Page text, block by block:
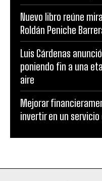
Nuevo libro reúne
Roldán Peniche
Luis Cárdenas
poniendo fin a una
aire
Mejorar
invertir en un servicio